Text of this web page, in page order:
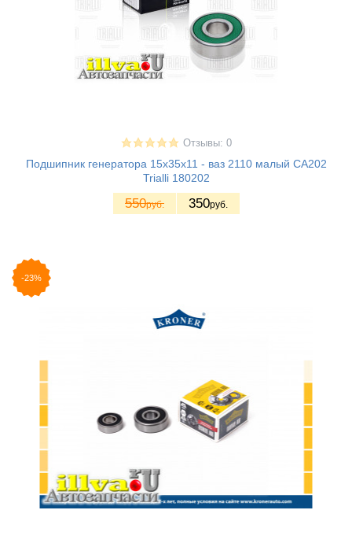
Отзывы: 0
Подшипник генератора 15х35х11 - ваз 2110 малый CA202
Trialli 180202
550руб. 350руб.
-23%